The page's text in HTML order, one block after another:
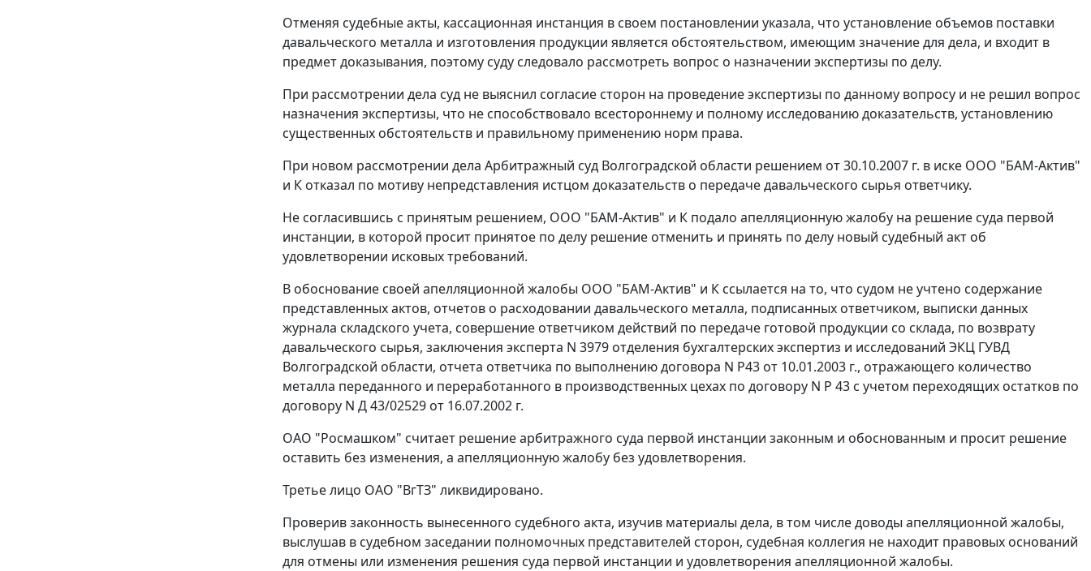
Отменяя судебные акты, кассационная инстанция в своем постановлении указала, что установление объемов поставки
давальческого металла и изготовления продукции является обстоятельством, имеющим значение для дела, и входит в
предмет доказывания, поэтому суду следовало рассмотреть вопрос о назначении экспертизы по делу.
При рассмотрении дела суд не выяснил согласие сторон на проведение экспертизы по данному вопросу и не решил вопрос
назначения экспертизы, что не способствовало всестороннему и полному исследованию доказательств, установлению
существенных обстоятельств и правильному применению норм права.
При новом рассмотрении дела Арбитражный суд Волгоградской области решением от 30.10.2007 г. в иске ООО "БАМ-Актив"
и К отказал по мотиву непредставления истцом доказательств о передаче давальческого сырья ответчику.
Не согласившись с принятым решением, ООО "БАМ-Актив" и К подало апелляционную жалобу на решение суда первой
инстанции, в которой просит принятое по делу решение отменить и принять по делу новый судебный акт об
удовлетворении исковых требований.
В обоснование своей апелляционной жалобы ООО "БАМ-Актив" и К ссылается на то, что судом не учтено содержание
представленных актов, отчетов о расходовании давальческого металла, подписанных ответчиком, выписки данных
журнала складского учета, совершение ответчиком действий по передаче готовой продукции со склада, по возврату
давальческого сырья, заключения эксперта N 3979 отделения бухгалтерских экспертиз и исследований ЭКЦ ГУВД
Волгоградской области, отчета ответчика по выполнению договора N Р43 от 10.01.2003 г., отражающего количество
металла переданного и переработанного в производственных цехах по договору N Р 43 с учетом переходящих остатков по
договору N Д 43/02529 от 16.07.2002 г.
ОАО "Росмашком" считает решение арбитражного суда первой инстанции законным и обоснованным и просит решение
оставить без изменения, а апелляционную жалобу без удовлетворения.
Третье лицо ОАО "ВгТЗ" ликвидировано.
Проверив законность вынесенного судебного акта, изучив материалы дела, в том числе доводы апелляционной жалобы,
выслушав в судебном заседании полномочных представителей сторон, судебная коллегия не находит правовых оснований
для отмены или изменения решения суда первой инстанции и удовлетворения апелляционной жалобы.